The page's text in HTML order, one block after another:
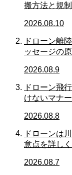
搬方法と規
2026.08.10
ドローン離
ッセージの
2026.08.9
ドローン飛
けないマナ
2026.08.8
ドローンは
意点を詳し
2026.08.7